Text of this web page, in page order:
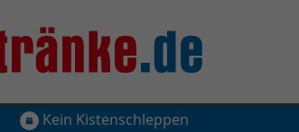
Kein Kistenschleppen